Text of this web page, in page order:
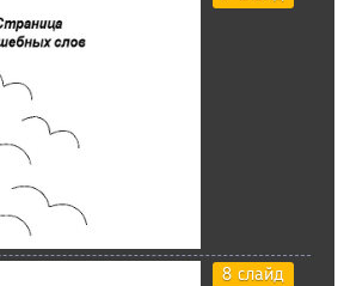
8 слайд